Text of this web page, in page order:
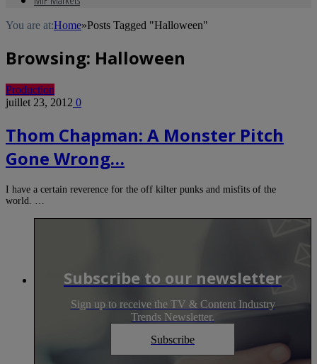
You are at:Home»Posts Tagged "Halloween"
Browsing: Halloween
Production
juillet 23, 2012 0
Thom Chapman: A Monster Pitch
Gone Wrong…
I have a certain reverence for the off kilter punks and misfits of the
world. …
Subscribe to our newsletter
Sign up to receive the TV & Content Industry
Trends Newsletter.
Subscribe